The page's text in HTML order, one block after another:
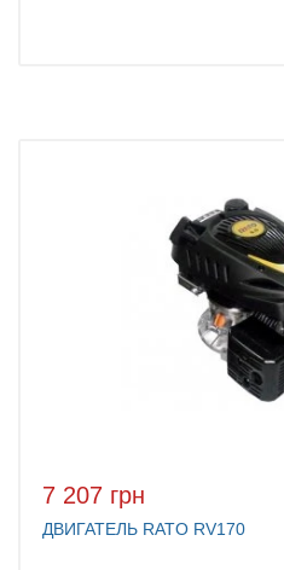
7 207 грн
ДВИГАТЕЛЬ RATO RV170